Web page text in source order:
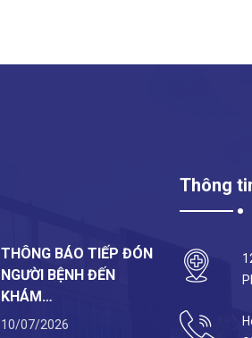
THÔNG BÁO TIẾP ĐÓN
NGƯỜI BỆNH ĐẾN
KHÁM…
10/07/2026
Thông